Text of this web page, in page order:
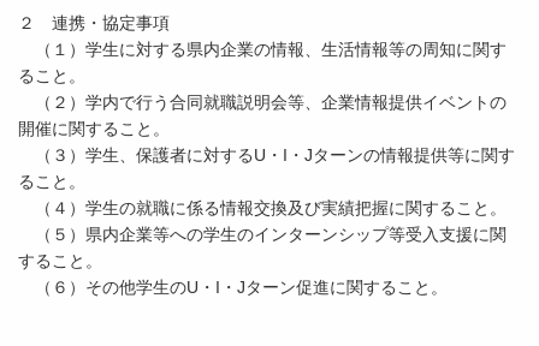
２ 連携・協定事項
（１）学生に対する県内企業の情報、生活情報等の周知に関す
ること。
（２）学内で行う合同就職説明会等、企業情報提供イベントの
開催に関すること。
（３）学生、保護者に対するU・I・Jターンの情報提供等に関す
ること。
（４）学生の就職に係る情報交換及び実績把握に関すること。
（５）県内企業等への学生のインターンシップ等受入支援に関
すること。
（６）その他学生のU・I・Jターン促進に関すること。